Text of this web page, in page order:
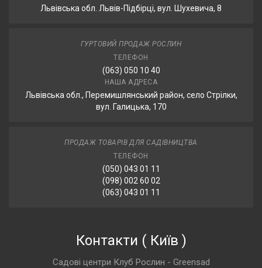
Львівська обл. Львів-Підбірці, вул. Шухевича, 8
ГУРТОВИЙ ПРОДАЖ РОСЛИН
ТЕЛЕФОН
(063) 050 10 40
НАША АДРЕСА
Львівська обл., Перемишлянський район, село Стрілки,
вул. Галицька, 170
ПРОДАЖ ТОВАРІВ ДЛЯ САДІВНИЦТВА
ТЕЛЕФОН
(050) 043 01 11
(098) 002 60 02
(063) 043 01 11
Контакти ( Київ )
Садові центри Клуб Рослин - Greensad